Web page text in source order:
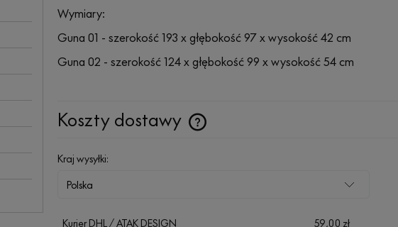
Wymiary:
Guna 01 - szerokość 193 x głębokość 97 x wysokość 42 cm
Guna 02 - szerokość 124 x głębokość 99 x wysokość 54 cm
Koszty dostawy
Kraj wysyłki:
Kurier DHL / ATAK DESIGN 59,00 zł